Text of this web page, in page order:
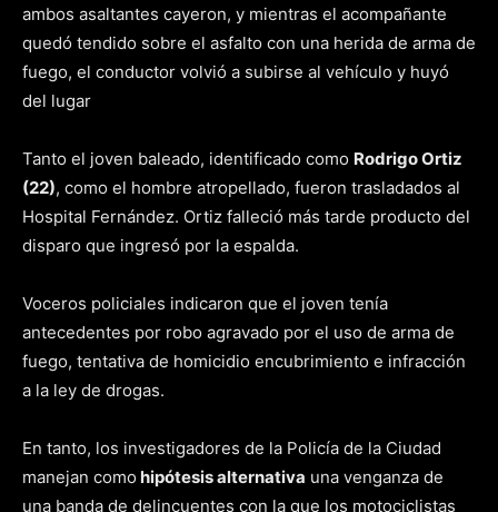
ambos asaltantes cayeron, y mientras el acompañante
quedó tendido sobre el asfalto con una herida de arma de
fuego, el conductor volvió a subirse al vehículo y huyó
del lugar
Tanto el joven baleado, identificado como Rodrigo Ortiz
(22), como el hombre atropellado, fueron trasladados al
Hospital Fernández. Ortiz falleció más tarde producto del
disparo que ingresó por la espalda.
Voceros policiales indicaron que el joven tenía
antecedentes por robo agravado por el uso de arma de
fuego, tentativa de homicidio encubrimiento e infracción
a la ley de drogas.
En tanto, los investigadores de la Policía de la Ciudad
manejan como hipótesis alternativa una venganza de
una banda de delincuentes con la que los motociclistas